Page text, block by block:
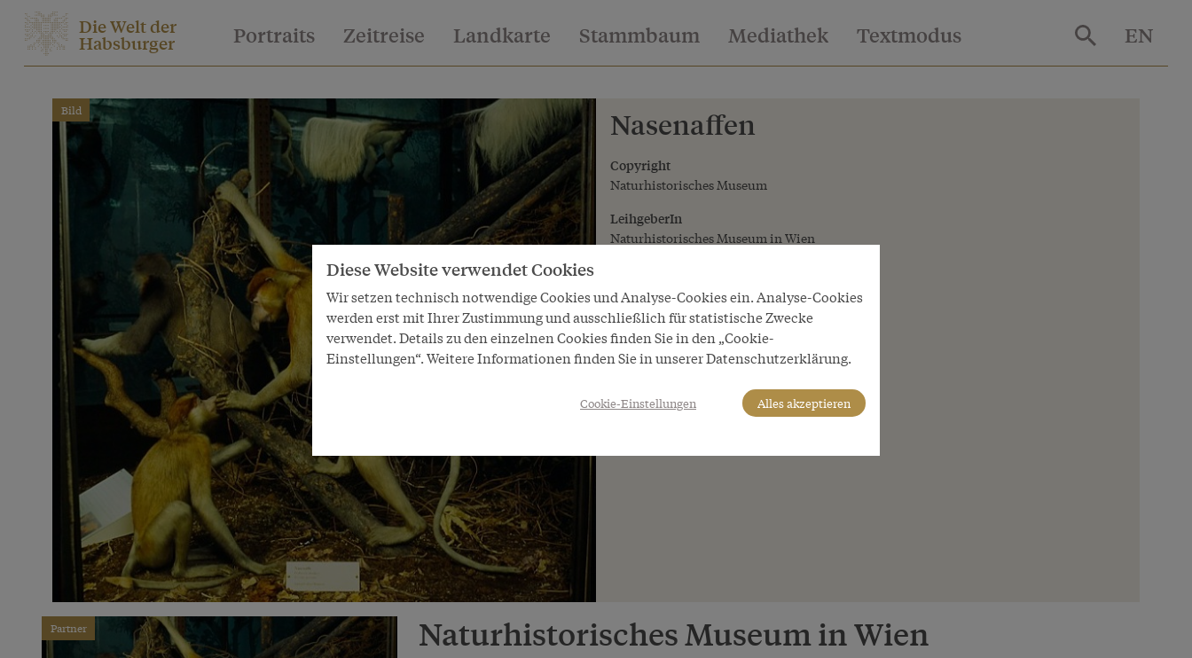
Die Welt der
Habsburger Portraits Zeitreise Landkarte Stammbaum Mediathek Textmodus EN
Bild Nasenaffen
Copyright
Naturhistorisches Museum
LeihgeberIn
Naturhistorisches Museum in Wien
Partner Naturhistorisches Museum in Wien
Diese Website verwendet Cookies
Wir setzen technisch notwendige Cookies und Analyse-Cookies ein. Analyse-Cookies
werden erst mit Ihrer Zustimmung und ausschließlich für statistische Zwecke
verwendet. Details zu den einzelnen Cookies finden Sie in den „Cookie-
Einstellungen“. Weitere Informationen finden Sie in unserer Datenschutzerklärung.
Cookie-Einstellungen Alles akzeptieren